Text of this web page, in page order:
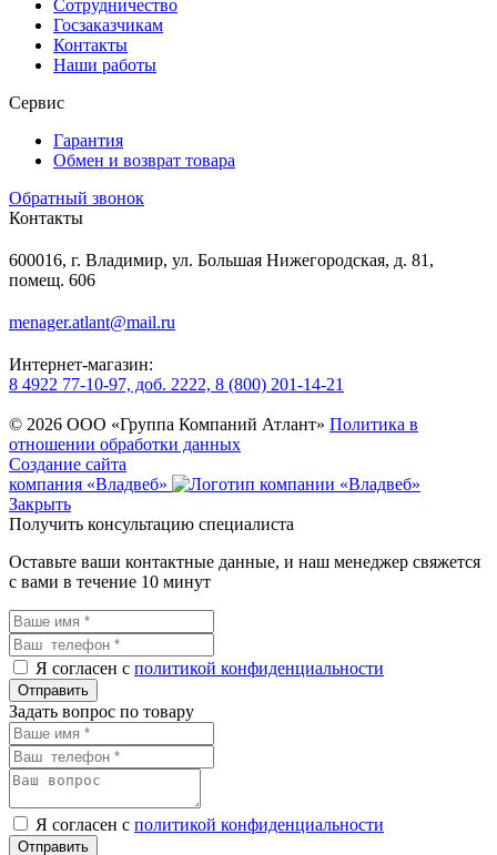
Сотрудничество
Госзаказчикам
Контакты
Наши работы
Сервис
Гарантия
Обмен и возврат товара
Обратный звонок
Контакты
600016, г. Владимир, ул. Большая Нижегородская, д. 81,
помещ. 606
menager.atlant@mail.ru
Интернет-магазин:
8 4922 77-10-97, доб. 2222, 8 (800) 201-14-21
© 2026 ООО «Группа Компаний Атлант» Политика в
отношении обработки данных
Создание сайта
компания «Владвеб»
Закрыть
Получить консультацию специалиста
Оставьте ваши контактные данные, и наш менеджер свяжется
с вами в течение 10 минут
Я согласен с политикой конфиденциальности
Задать вопрос по товару
Я согласен с политикой конфиденциальности